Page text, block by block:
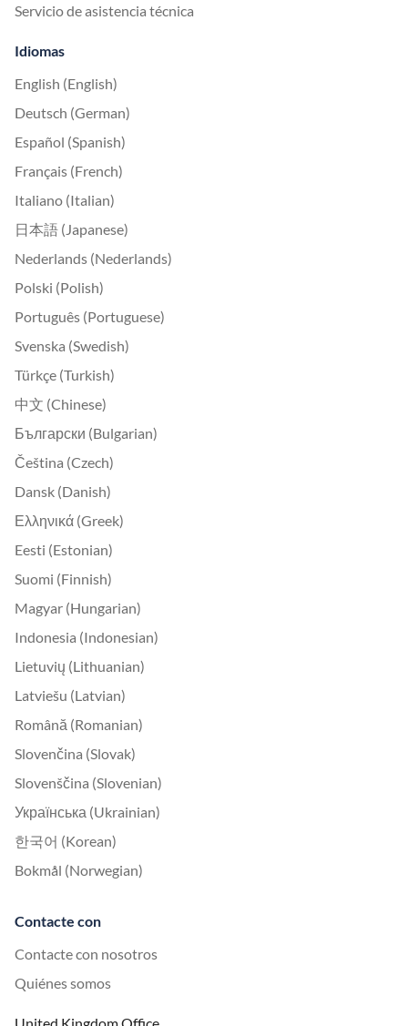
Servicio de asistencia técnica
Idiomas
English (English)
Deutsch (German)
Español (Spanish)
Français (French)
Italiano (Italian)
日本語 (Japanese)
Nederlands (Nederlands)
Polski (Polish)
Português (Portuguese)
Svenska (Swedish)
Türkçe (Turkish)
中文 (Chinese)
Български (Bulgarian)
Čeština (Czech)
Dansk (Danish)
Ελληνικά (Greek)
Eesti (Estonian)
Suomi (Finnish)
Magyar (Hungarian)
Indonesia (Indonesian)
Lietuvių (Lithuanian)
Latviešu (Latvian)
Română (Romanian)
Slovenčina (Slovak)
Slovenščina (Slovenian)
Українська (Ukrainian)
한국어 (Korean)
Bokmål (Norwegian)
Contacte con
Contacte con nosotros
Quiénes somos